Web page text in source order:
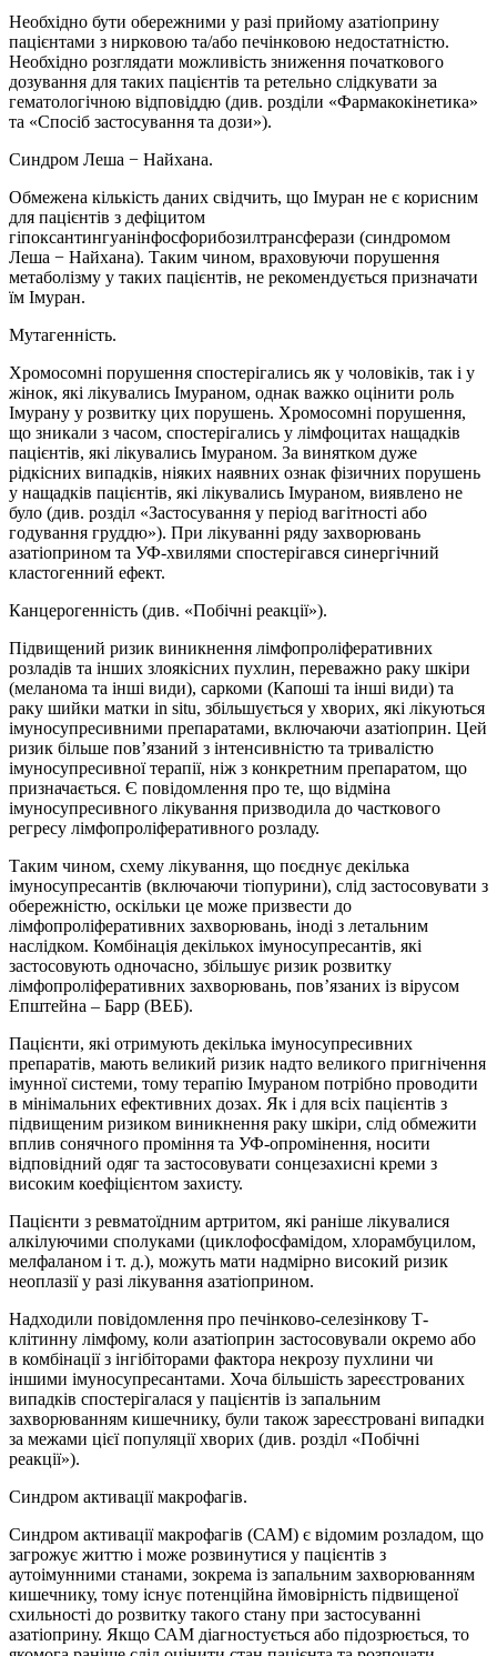
Необхідно бути обережними у разі прийому азатіоприну
пацієнтами з нирковою та/або печінковою недостатністю.
Необхідно розглядати можливість зниження початкового
дозування для таких пацієнтів та ретельно слідкувати за
гематологічною відповіддю (див. розділи «Фармакокінетика»
та «Спосіб застосування та дози»).
Синдром Леша − Найхана.
Обмежена кількість даних свідчить, що Імуран не є корисним
для пацієнтів з дефіцитом
гіпоксантингуанінфосфорибозилтрансферази (синдромом
Леша − Найхана). Таким чином, враховуючи порушення
метаболізму у таких пацієнтів, не рекомендується призначати
їм Імуран.
Мутагенність.
Хромосомні порушення спостерігались як у чоловіків, так і у
жінок, які лікувались Імураном, однак важко оцінити роль
Імурану у розвитку цих порушень. Хромосомні порушення,
що зникали з часом, спостерігались у лімфоцитах нащадків
пацієнтів, які лікувались Імураном. За винятком дуже
рідкісних випадків, ніяких наявних ознак фізичних порушень
у нащадків пацієнтів, які лікувались Імураном, виявлено не
було (див. розділ «Застосування у період вагітності або
годування груддю»). При лікуванні ряду захворювань
азатіоприном та УФ-хвилями спостерігався синергічний
кластогенний ефект.
Канцерогенність (див. «Побічні реакції»).
Підвищений ризик виникнення лімфопроліферативних
розладів та інших злоякісних пухлин, переважно раку шкіри
(меланома та інші види), саркоми (Капоші та інші види) та
раку шийки матки in situ, збільшується у хворих, які лікуються
імуносупресивними препаратами, включаючи азатіоприн. Цей
ризик більше пов’язаний з інтенсивністю та тривалістю
імуносупресивної терапії, ніж з конкретним препаратом, що
призначається. Є повідомлення про те, що відміна
імуносупресивного лікування призводила до часткового
регресу лімфопроліферативного розладу.
Таким чином, схему лікування, що поєднує декілька
імуносупресантів (включаючи тіопурини), слід застосовувати з
обережністю, оскільки це може призвести до
лімфопроліферативних захворювань, іноді з летальним
наслідком. Комбінація декількох імуносупресантів, які
застосовують одночасно, збільшує ризик розвитку
лімфопроліферативних захворювань, пов’язаних із вірусом
Епштейна – Барр (ВЕБ).
Пацієнти, які отримують декілька імуносупресивних
препаратів, мають великий ризик надто великого пригнічення
імунної системи, тому терапію Імураном потрібно проводити
в мінімальних ефективних дозах. Як і для всіх пацієнтів з
підвищеним ризиком виникнення раку шкіри, слід обмежити
вплив сонячного проміння та УФ-опромінення, носити
відповідний одяг та застосовувати сонцезахисні креми з
високим коефіцієнтом захисту.
Пацієнти з ревматоїдним артритом, які раніше лікувалися
алкілуючими сполуками (циклофосфамідом, хлорамбуцилом,
мелфаланом і т. д.), можуть мати надмірно високий ризик
неоплазії у разі лікування азатіоприном.
Надходили повідомлення про печінково-селезінкову Т-
клітинну лімфому, коли азатіоприн застосовували окремо або
в комбінації з інгібіторами фактора некрозу пухлини чи
іншими імуносупресантами. Хоча більшість зареєстрованих
випадків спостерігалася у пацієнтів із запальним
захворюванням кишечнику, були також зареєстровані випадки
за межами цієї популяції хворих (див. розділ «Побічні
реакції»).
Синдром активації макрофагів.
Синдром активації макрофагів (САМ) є відомим розладом, що
загрожує життю і може розвинутися у пацієнтів з
аутоімунними станами, зокрема із запальним захворюванням
кишечнику, тому існує потенційна ймовірність підвищеної
схильності до розвитку такого стану при застосуванні
азатіоприну. Якщо САМ діагностується або підозрюється, то